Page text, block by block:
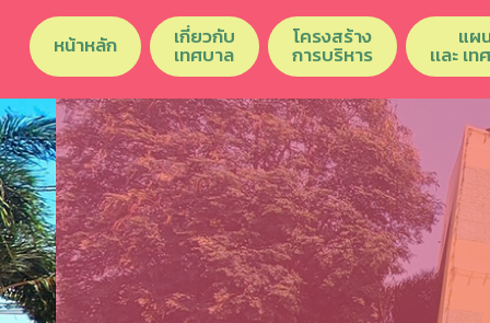
หน้าหลัก เกี่ยวกับ
เทศบาล
โครงสร้าง
การบริหาร
แผ
เเละ